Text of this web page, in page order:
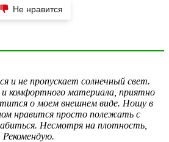
Не нравится
и не пропускает солнечный свет.
и комфортного материала, приятно
о моем внешнем виде. Ношу в
нравится просто полежать с
Несмотря на плотность,